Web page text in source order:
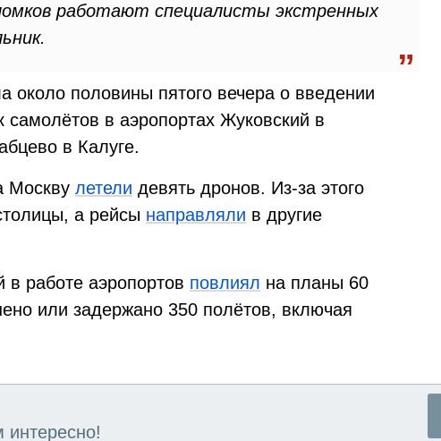
работают специалисты экстренных
около половины пятого вечера о введении
в аэропортах Жуковский в
в Калуге.
Москву летели девять дронов. Из-за этого
а рейсы направляли в другие
в работе аэропортов повлиял на планы 60
или задержано 350 полётов, включая
интересно!